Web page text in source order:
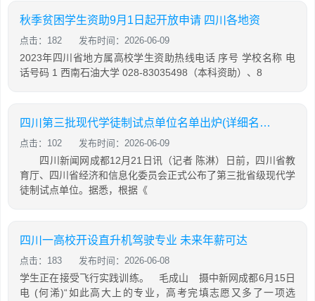
秋季贫困学生资助9月1日起开放申请 四川各地资
点击：182 发布时间：2026-06-09
2023年四川省地方属高校学生资助热线电话 序号 学校名称 电
话号码 1 西南石油大学 028-83035498（本科资助）、8
四川第三批现代学徒制试点单位名单出炉(详细名单)
点击：102 发布时间：2026-06-09
四川新闻网成都12月21日讯（记者 陈淋）日前，四川省教
育厅、四川省经济和信息化委员会正式公布了第三批省级现代学
徒制试点单位。据悉，根据《
四川一高校开设直升机驾驶专业 未来年薪可达
点击：183 发布时间：2026-06-08
学生正在接受飞行实践训练。 毛成山 摄中新网成都6月15日
电 (何浠)“如此高大上的专业，高考完填志愿又多了一项选